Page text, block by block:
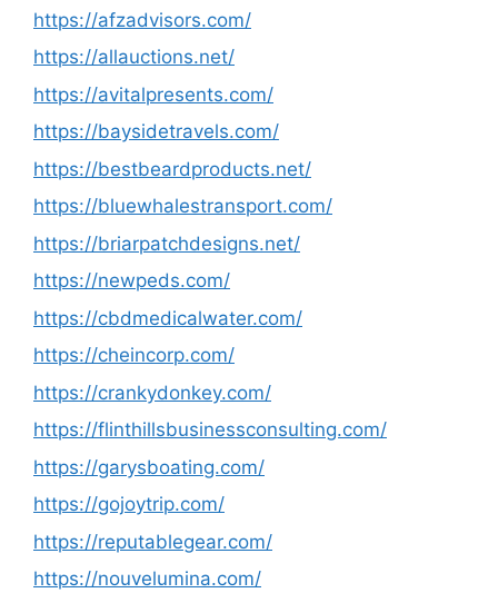
https://afzadvisors.com/
https://allauctions.net/
https://avitalpresents.com/
https://baysidetravels.com/
https://bestbeardproducts.net/
https://bluewhalestransport.com/
https://briarpatchdesigns.net/
https://newpeds.com/
https://cbdmedicalwater.com/
https://cheincorp.com/
https://crankydonkey.com/
https://flinthillsbusinessconsulting.com/
https://garysboating.com/
https://gojoytrip.com/
https://reputablegear.com/
https://nouvelumina.com/